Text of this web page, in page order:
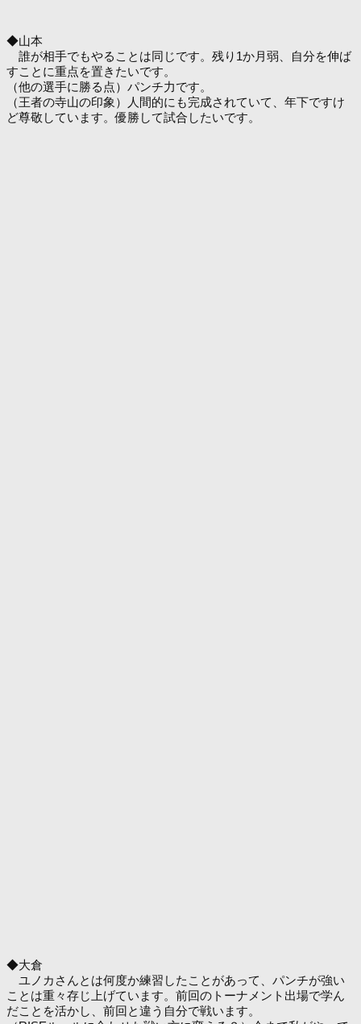
◆山本
誰が相手でもやることは同じです。残り1か月弱、自分を伸ば
すことに重点を置きたいです。
（他の選手に勝る点）パンチ力です。
（王者の寺山の印象）人間的にも完成されていて、年下ですけ
ど尊敬しています。優勝して試合したいです。
◆大倉
ユノカさんとは何度か練習したことがあって、パンチが強い
ことは重々存じ上げています。前回のトーナメント出場で学ん
だことを活かし、前回と違う自分で戦います。